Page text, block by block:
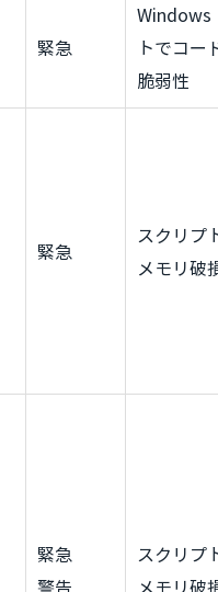
緊急
Windows
トでコー
脆弱性
緊急
スクリプ
メモリ破
緊急
警告
スクリプ
メモリ破